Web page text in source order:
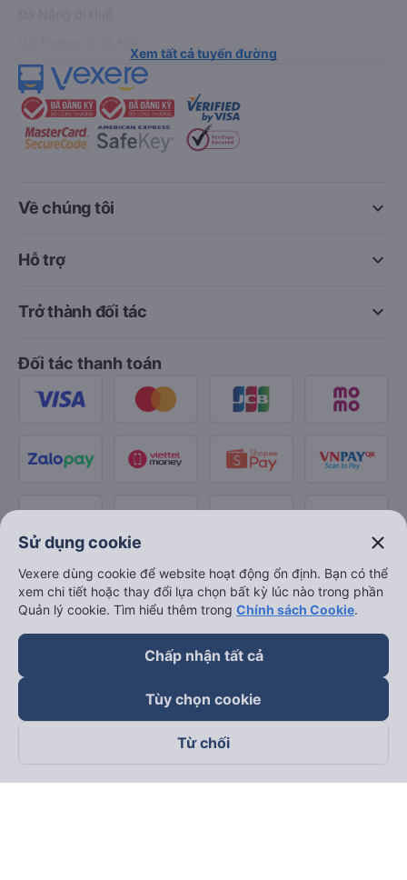
Xem tất cả tuyến đường
keyboard_arrow_down
Về chúng tôi
keyboard_arrow_down
Hỗ trợ
keyboard_arrow_down
Trở thành đối tác
Đối tác thanh toán
Theo dõi chúng tôi trên
Sử dụng cookie close
Vexere dùng cookie để website hoạt động ổn định. Bạn có thể
xem chi tiết hoặc thay đổi lựa chọn bất kỳ lúc nào trong phần
Quản lý cookie. Tìm hiểu thêm trong Chính sách Cookie.
Chấp nhận tất cả
Tùy chọn cookie
Từ chối